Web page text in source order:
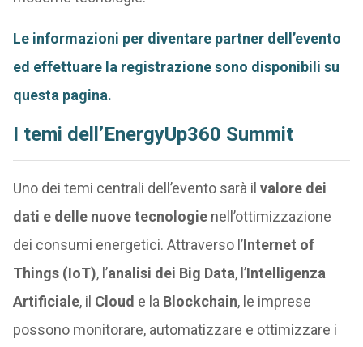
Le informazioni per diventare partner dell’evento
ed effettuare la registrazione sono disponibili su
questa pagina.
I temi dell’EnergyUp360 Summit
Uno dei temi centrali dell’evento sarà il valore dei
dati e delle nuove tecnologienell’ottimizzazione
dei consumi energetici. Attraverso l’Internet of
Things (IoT), l’analisi dei Big Data, l’Intelligenza
Artificiale, il Cloud e la Blockchain, le imprese
possono monitorare, automatizzare e ottimizzare i